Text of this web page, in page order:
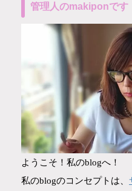
管理人のmakiponです
ようこそ！私のblogへ！
私のblogのコンセプトは、